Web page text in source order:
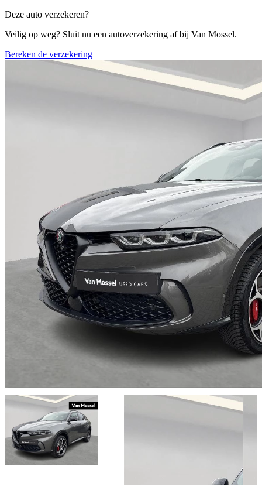
Deze auto verzekeren?
Veilig op weg? Sluit nu een autoverzekering af bij Van Mossel.
Bereken de verzekering